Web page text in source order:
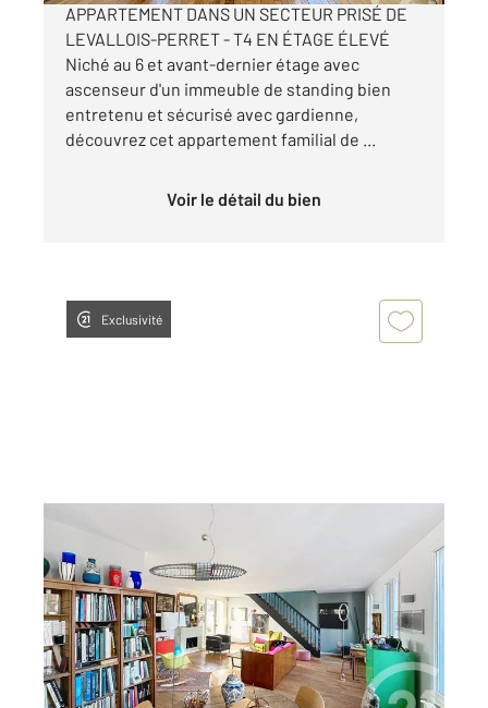
APPARTEMENT DANS UN SECTEUR PRISÉ DE
LEVALLOIS-PERRET - T4 EN ÉTAGE ÉLEVÉ
Niché au 6 et avant-dernier étage avec
ascenseur d'un immeuble de standing bien
entretenu et sécurisé avec gardienne,
découvrez cet appartement familial de ...
Voir le détail du bien
Exclusivité
124 m
, 5 pièces
Ref : 2913
Appartement F5 à vendre
785 000 €
Visiter le site dédié